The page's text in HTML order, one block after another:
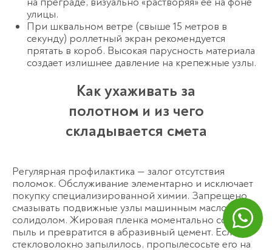
улицы.
При шквальном ветре (свыше 15 метров в
секунду) роллетный экран рекомендуется
прятать в короб. Высокая парусность материала
создает излишнее давление на крепежные узлы.
Как ухаживать за
полотном и из чего
складывается смета
Регулярная профилактика — залог отсутствия
поломок. Обслуживание элементарно и исключает
покупку специализированной химии. Запрещено
смазывать подвижные узлы машинным маслом или
солидолом. Жировая пленка моментально соберет
пыль и превратится в абразивный цемент. Если
стекловолокно запылилось, пропылесосьте его на